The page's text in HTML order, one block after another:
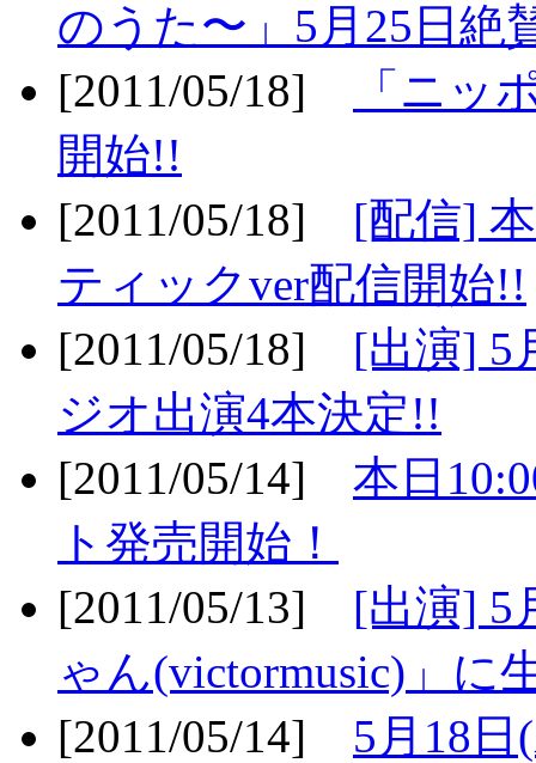
のうた〜」5月25日絶
[2011/05/18]
「ニッ
開始!!
[2011/05/18] [配信]
ティックver配信開始!!
[2011/05/18] [出演] 5
ジオ出演4本決定!!
[2011/05/14] 本日
ト発売開始！
[2011/05/13] [出演] 5
ゃん(victormusic)」に
[2011/05/14] 5月18